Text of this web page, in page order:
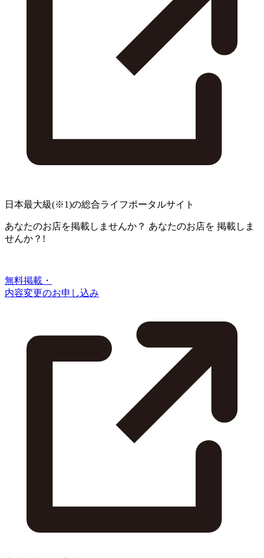
日本最大級(※1)の総合ライフポータルサイト
あなたのお店を掲載しませんか？ あなたのお店を 掲載しま
せんか？!
無料掲載・
内容変更のお申し込み